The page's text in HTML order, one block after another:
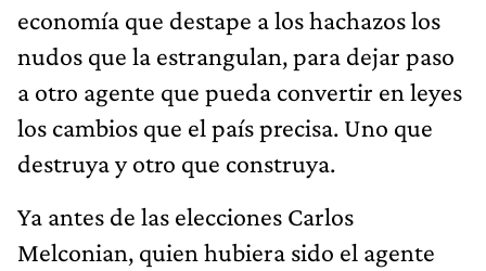
economía que destape a los hachazos los
nudos que la estrangulan, para dejar paso
a otro agente que pueda convertir en leyes
los cambios que el país precisa. Uno que
destruya y otro que construya.
Ya antes de las elecciones Carlos
Melconian, quien hubiera sido el agente